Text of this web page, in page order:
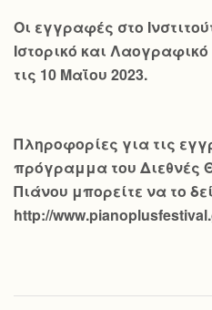
Οι εγγραφές στο
Ιστορικό και
τις 10 Μαΐου 2023.
Πληροφορίες για τις
πρόγραμμα του Διεθνές
Πιάνου μπορείτε να το
http://